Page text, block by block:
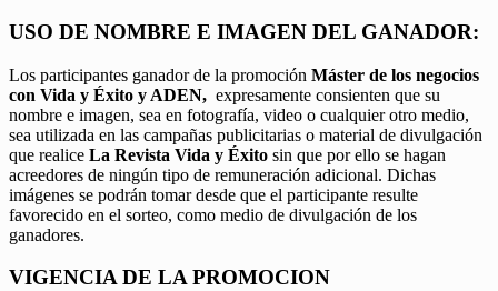
USO DE NOMBRE E IMAGEN DEL GANADOR:
Los participantes ganador de la promoción Máster de los negocios
con Vida y Éxito y ADEN, expresamente consienten que su
nombre e imagen, sea en fotografía, video o cualquier otro medio,
sea utilizada en las campañas publicitarias o material de divulgación
que realice La Revista Vida y Éxito sin que por ello se hagan
acreedores de ningún tipo de remuneración adicional. Dichas
imágenes se podrán tomar desde que el participante resulte
favorecido en el sorteo, como medio de divulgación de los
ganadores.
VIGENCIA DE LA PROMOCION